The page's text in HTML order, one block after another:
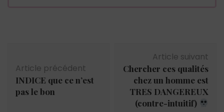
d'article
Article précédent
INDICE que ce n’est
pas le bon
Article suivant
Chercher ces qualités
chez un homme est
TRES DANGEREUX
(contre-intuitif)